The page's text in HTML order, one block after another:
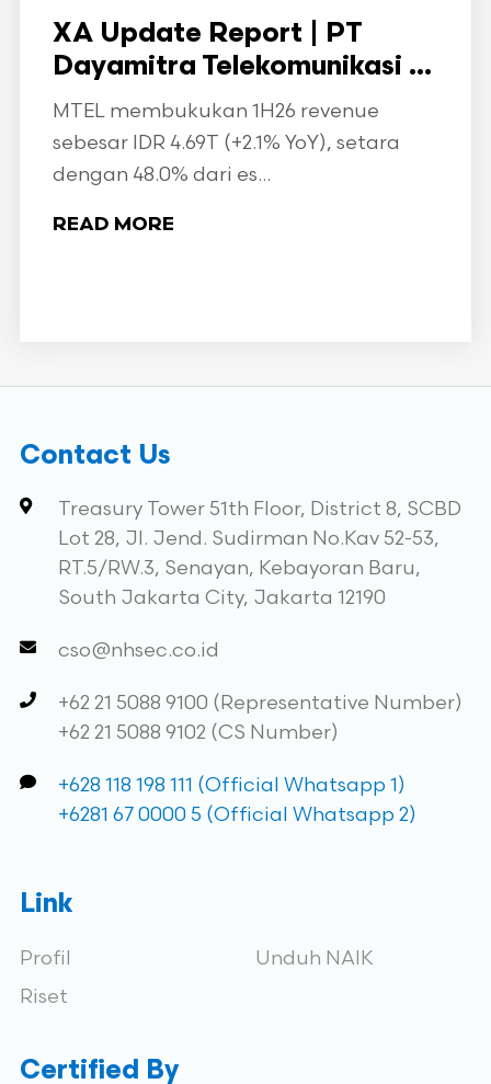
XA Update Report | PT
Dayamitra Telekomunikasi ...
MTEL membukukan 1H26 revenue
sebesar IDR 4.69T (+2.1% YoY), setara
dengan 48.0% dari es...
READ MORE
Contact Us
Treasury Tower 51th Floor, District 8, SCBD
Lot 28, Jl. Jend. Sudirman No.Kav 52-53,
RT.5/RW.3, Senayan, Kebayoran Baru,
South Jakarta City, Jakarta 12190
cso@nhsec.co.id
+62 21 5088 9100 (Representative Number)
+62 21 5088 9102 (CS Number)
+628 118 198 111 (Official Whatsapp 1)
+6281 67 0000 5 (Official Whatsapp 2)
Link
Profil
Riset
Unduh NAIK
Certified By